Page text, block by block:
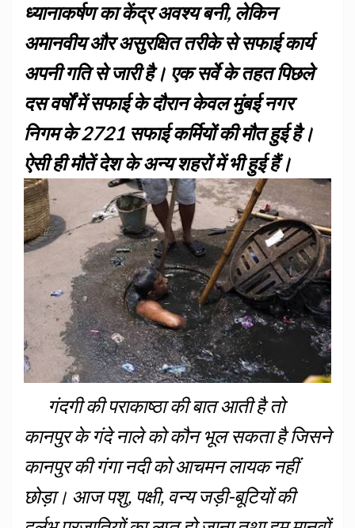
ध्यानाकर्षण का केंद्र अवश्य बनी, लेकिन
अमानवीय और असुरक्षित तरीके से सफाई कार्य
अपनी गति से जारी है। एक सर्वे के तहत पिछले
दस वर्षों में सफाई के दौरान केवल मुंबई नगर
निगम के 2721 सफाई कर्मियों की मौत हुई है।
ऐसी ही मौतें देश के अन्य शहरों में भी हुई हैं।
गंदगी की पराकाष्ठा की बात आती है तो
कानपुर के गंदे नाले को कौन भूल सकता है जिसने
कानपुर की गंगा नदी को आचमन लायक नहीं
छोड़ा। आज पशु, पक्षी, वन्य जड़ी-बूटियों की